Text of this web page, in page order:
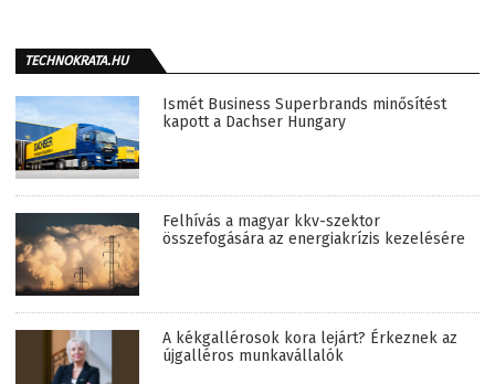
TECHNOKRATA.HU
Ismét Business Superbrands minősítést
kapott a Dachser Hungary
Felhívás a magyar kkv-szektor
összefogására az energiakrízis kezelésére
A kékgallérosok kora lejárt? Érkeznek az
újgalléros munkavállalók